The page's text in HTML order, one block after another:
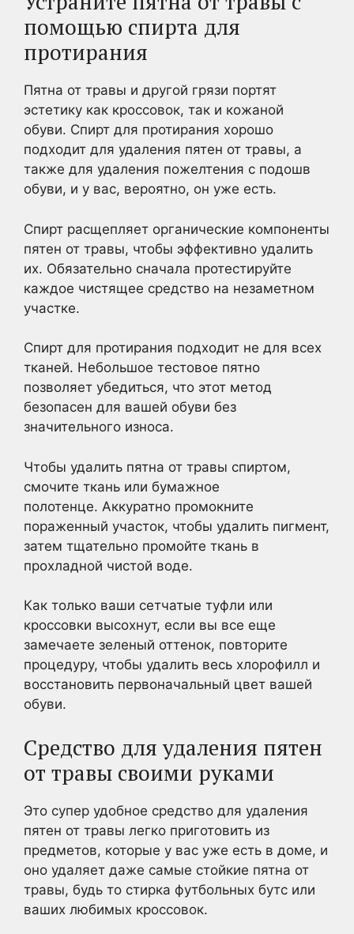
помощью спирта для
протирания
Пятна от травы и другой грязи портят
эстетику как кроссовок, так и кожаной
обуви. Спирт для протирания хорошо
подходит для удаления пятен от травы, а
также для удаления пожелтения с подошв
обуви, и у вас, вероятно, он уже есть.
Спирт расщепляет органические компоненты
пятен от травы, чтобы эффективно удалить
их. Обязательно сначала протестируйте
каждое чистящее средство на незаметном
участке.
Спирт для протирания подходит не для всех
тканей. Небольшое тестовое пятно
позволяет убедиться, что этот метод
безопасен для вашей обуви без
значительного износа.
Чтобы удалить пятна от травы спиртом,
смочите ткань или бумажное
полотенце. Аккуратно промокните
пораженный участок, чтобы удалить пигмент,
затем тщательно промойте ткань в
прохладной чистой воде.
Как только ваши сетчатые туфли или
кроссовки высохнут, если вы все еще
замечаете зеленый оттенок, повторите
процедуру, чтобы удалить весь хлорофилл и
восстановить первоначальный цвет вашей
обуви.
Средство для удаления пятен
от травы своими руками
Это супер удобное средство для удаления
пятен от травы легко приготовить из
предметов, которые у вас уже есть в доме, и
оно удаляет даже самые стойкие пятна от
травы, будь то стирка футбольных бутс или
ваших любимых кроссовок.